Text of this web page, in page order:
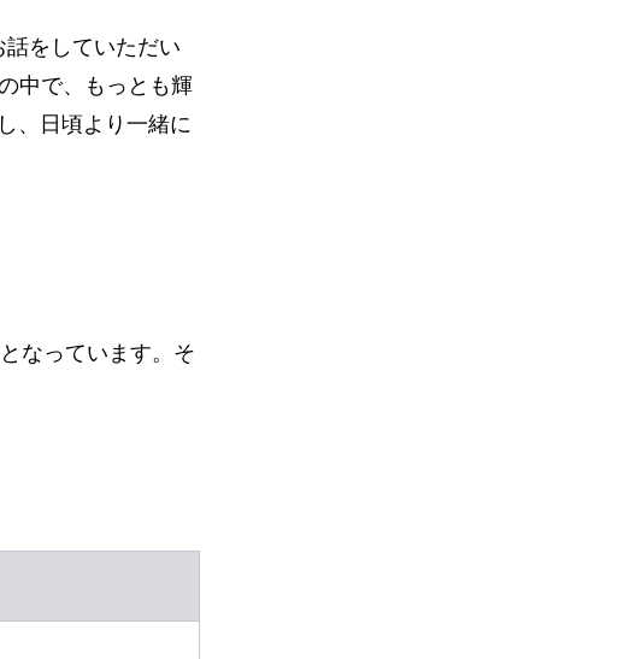
をしていただい
中で、もっとも輝
、日頃より一緒に
なっています。そ